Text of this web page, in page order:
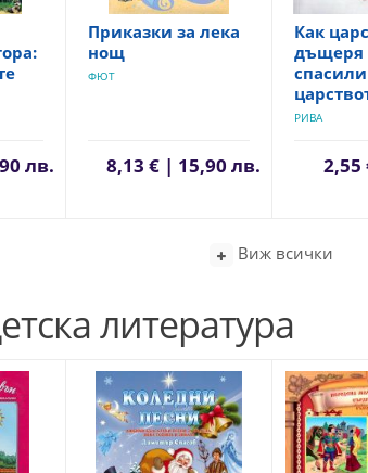
лв.
Приказки за лека
нощ
ФЮТ
8,13 € | 15,90 лв.
Как
дъщеря
спасили
РИВА
2,55
Виж всички
литература